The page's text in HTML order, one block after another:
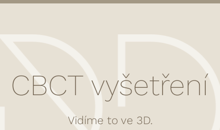
CBCT vyšetření
Vidíme to ve 3D.